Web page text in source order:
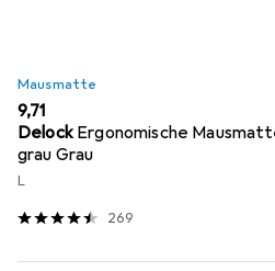
Mausmatte
EUR
9,71
Delock Ergonomische
grau Grau
L
269